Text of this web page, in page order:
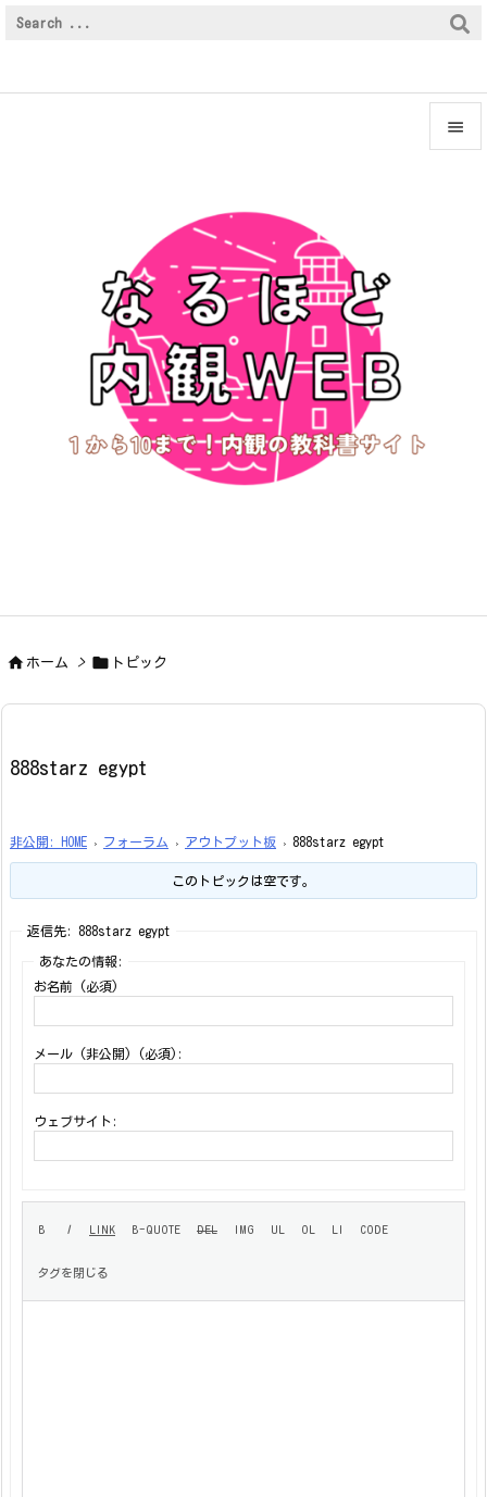

 ホーム >  トピック
888starz egypt
非公開: HOME › フォーラム › アウトプット板 › 888starz egypt
このトピックは空です。
返信先: 888starz egypt
あなたの情報:
お名前 (必須)
メール (非公開) (必須):
ウェブサイト: